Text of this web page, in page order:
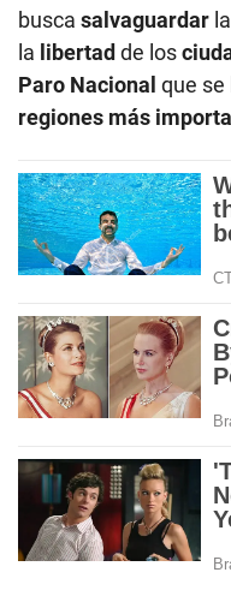
busca salvaguardar la
la libertadde los
Paro Nacional que se
regiones más